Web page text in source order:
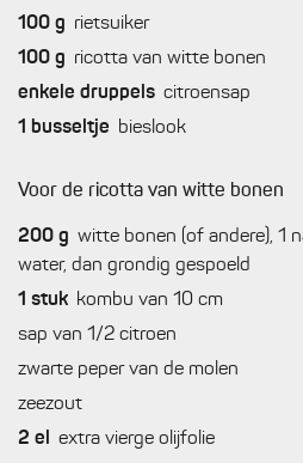
100 g rietsuiker
100 g ricotta van witte bonen
enkele druppels citroensap
1 busseltje bieslook
Voor de ricotta van witte bonen
200 g witte bonen (of andere), 1
water, dan grondig gespoeld
1 stuk kombu van 10 cm
sap van 1/2 citroen
zwarte peper van de molen
zeezout
2 el
extra vierge olijfolie